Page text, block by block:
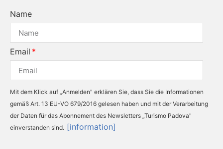
Name
Email
Mit dem Klick auf „Anmelden" erklären Sie, dass Sie die Informationen
gemäß Art. 13 EU-VO 679/2016 gelesen haben und mit der Verarbeitung
der Daten für das Abonnement des Newsletters „Turismo Padova"
einverstanden sind. [information]